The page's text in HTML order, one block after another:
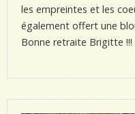
les empreintes et les
également offert une
Bonne retraite Brigitte !!!